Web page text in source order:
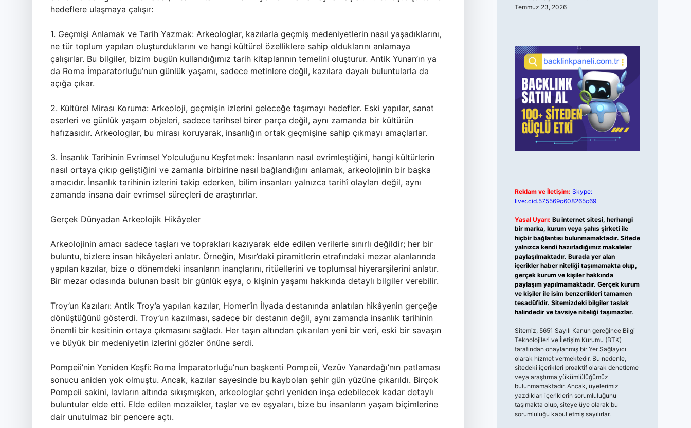
hedeflere ulaşmaya çalışır:
1. Geçmişi Anlamak ve Tarih Yazmak: Arkeologlar, kazılarla geçmiş medeniyetlerin nasıl yaşadıklarını,
ne tür toplum yapıları oluşturduklarını ve hangi kültürel özelliklere sahip olduklarını anlamaya
çalışırlar. Bu bilgiler, bizim bugün kullandığımız tarih kitaplarının temelini oluşturur. Antik Yunan’ın ya
da Roma İmparatorluğu’nun günlük yaşamı, sadece metinlere değil, kazılara dayalı buluntularla da
açığa çıkar.
2. Kültürel Mirası Koruma: Arkeoloji, geçmişin izlerini geleceğe taşımayı hedefler. Eski yapılar, sanat
eserleri ve günlük yaşam objeleri, sadece tarihsel birer parça değil, aynı zamanda bir kültürün
hafızasıdır. Arkeologlar, bu mirası koruyarak, insanlığın ortak geçmişine sahip çıkmayı amaçlarlar.
3. İnsanlık Tarihinin Evrimsel Yolculuğunu Keşfetmek: İnsanların nasıl evrimleştiğini, hangi kültürlerin
nasıl ortaya çıkıp geliştiğini ve zamanla birbirine nasıl bağlandığını anlamak, arkeolojinin bir başka
amacıdır. İnsanlık tarihinin izlerini takip ederken, bilim insanları yalnızca tarihî olayları değil, aynı
zamanda insana dair evrimsel süreçleri de araştırırlar.
Gerçek Dünyadan Arkeolojik Hikâyeler
Arkeolojinin amacı sadece taşları ve toprakları kazıyarak elde edilen verilerle sınırlı değildir; her bir
buluntu, bizlere insan hikâyeleri anlatır. Örneğin, Mısır’daki piramitlerin etrafındaki mezar alanlarında
yapılan kazılar, bize o dönemdeki insanların inançlarını, ritüellerini ve toplumsal hiyerarşilerini anlatır.
Bir mezar odasında bulunan basit bir günlük eşya, o kişinin yaşamı hakkında detaylı bilgiler verebilir.
Troy’un Kazıları: Antik Troy’a yapılan kazılar, Homer’in İlyada destanında anlatılan hikâyenin gerçeğe
dönüştüğünü gösterdi. Troy’un kazılması, sadece bir destanın değil, aynı zamanda insanlık tarihinin
önemli bir kesitinin ortaya çıkmasını sağladı. Her taşın altından çıkarılan yeni bir veri, eski bir savaşın
ve büyük bir medeniyetin izlerini gözler önüne serdi.
Pompeii’nin Yeniden Keşfi: Roma İmparatorluğu’nun başkenti Pompeii, Vezüv Yanardağı’nın patlaması
sonucu aniden yok olmuştu. Ancak, kazılar sayesinde bu kaybolan şehir gün yüzüne çıkarıldı. Birçok
Pompeii sakini, lavların altında sıkışmışken, arkeologlar şehri yeniden inşa edebilecek kadar detaylı
buluntular elde etti. Elde edilen mozaikler, taşlar ve ev eşyaları, bize bu insanların yaşam biçimlerine
dair unutulmaz bir pencere açtı.
Temmuz 23, 2026
Reklam ve İletişim: Skype:
live:.cid.575569c608265c69
Yasal Uyarı: Bu internet sitesi, herhangi
bir marka, kurum veya şahıs şirketi ile
hiçbir bağlantısı bulunmamaktadır. Sitede
yalnızca kendi hazırladığımız makaleler
paylaşılmaktadır. Burada yer alan
içerikler haber niteliği taşımamakta olup,
gerçek kurum ve kişiler hakkında
paylaşım yapılmamaktadır. Gerçek kurum
ve kişiler ile isim benzerlikleri tamamen
tesadüfidir. Sitemizdeki bilgiler taslak
halindedir ve tavsiye niteliği taşımazlar.
Sitemiz, 5651 Sayılı Kanun gereğince Bilgi
Teknolojileri ve İletişim Kurumu (BTK)
tarafından onaylanmış bir Yer Sağlayıcı
olarak hizmet vermektedir. Bu nedenle,
sitedeki içerikleri proaktif olarak denetleme
veya araştırma yükümlülüğümüz
bulunmamaktadır. Ancak, üyelerimiz
yazdıkları içeriklerin sorumluluğunu
taşımakta olup, siteye üye olarak bu
sorumluluğu kabul etmiş sayılırlar.